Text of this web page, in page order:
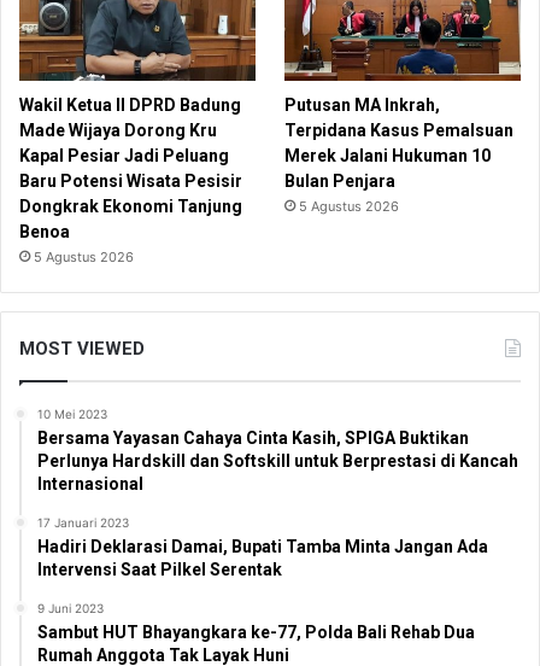
Wakil Ketua II DPRD Badung
Made Wijaya Dorong Kru
Kapal Pesiar Jadi Peluang
Baru Potensi Wisata Pesisir
Dongkrak Ekonomi Tanjung
Benoa
5 Agustus 2026
Putusan MA Inkrah,
Terpidana Kasus Pemalsuan
Merek Jalani Hukuman 10
Bulan Penjara
5 Agustus 2026
MOST VIEWED
10 Mei 2023
Bersama Yayasan Cahaya Cinta Kasih, SPIGA Buktikan
Perlunya Hardskill dan Softskill untuk Berprestasi di Kancah
Internasional
17 Januari 2023
Hadiri Deklarasi Damai, Bupati Tamba Minta Jangan Ada
Intervensi Saat Pilkel Serentak
9 Juni 2023
Sambut HUT Bhayangkara ke-77, Polda Bali Rehab Dua
Rumah Anggota Tak Layak Huni